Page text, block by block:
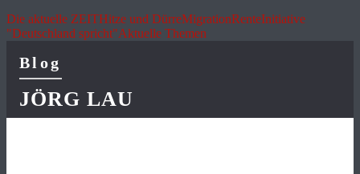
Die aktuelle ZEITHitze und DürreMigrationRenteInitiative
"Deutschland spricht"Aktuelle Themen
Blog
JÖRG LAU